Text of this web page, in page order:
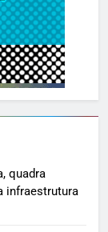
quadra
infraestrutura